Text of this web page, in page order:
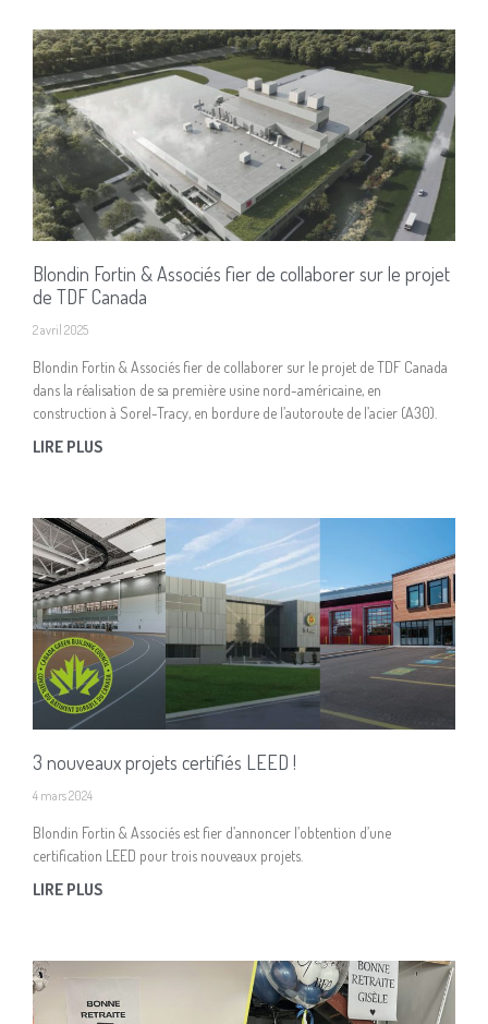
Blondin Fortin & Associés fier de collaborer sur le projet
de TDF Canada
2 avril 2025
Blondin Fortin & Associés fier de collaborer sur le projet de TDF Canada
dans la réalisation de sa première usine nord-américaine, en
construction à Sorel-Tracy, en bordure de l’autoroute de l’acier (A30).
LIRE PLUS
3 nouveaux projets certifiés LEED !
4 mars 2024
Blondin Fortin & Associés est fier d’annoncer l’obtention d’une
certification LEED pour trois nouveaux projets.
LIRE PLUS